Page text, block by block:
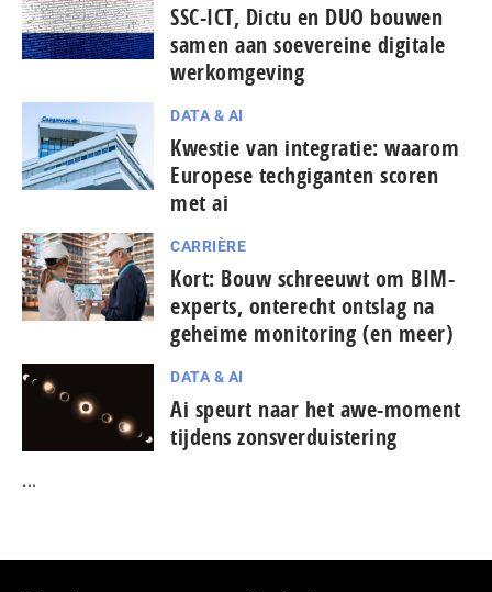
SSC-ICT, Dictu en DUO bouwen
samen aan soevereine digitale
werkomgeving
DATA & AI
Kwestie van integratie: waarom
Europese tech­gi­gan­ten scoren
met ai
CARRIÈRE
Kort: Bouw schreeuwt om BIM-
experts, onterecht ontslag na
geheime monitoring (en meer)
DATA & AI
Ai speurt naar het awe-moment
tijdens zonsverduistering
...